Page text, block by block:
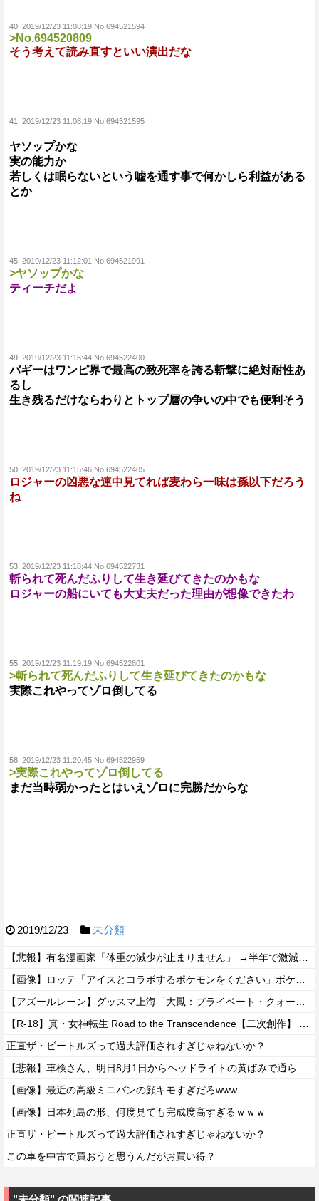
40: 2019/12/23 11:08:19 No.694521594
>No.694520809
そう考えて読み直すといい演出だな
41: 2019/12/23 11:08:19 No.694521595
ヤソップかな
実の能力か
若しくは眠らないという嘘を通す事で何かしら利益がある
とか
45: 2019/12/23 11:12:01 No.694521991
>ヤソップかな
ティーチだよ
49: 2019/12/23 11:15:44 No.694522400
バギーはワンピ界で最高の致死率を誇る斬撃に絶対耐性あ
るし
生き残るだけならわりとトップ層の争いの中でも便利そう
50: 2019/12/23 11:15:46 No.694522405
ロジャーの凶悪な連中見てれば麦わら一味は孫以下だろう
ね
53: 2019/12/23 11:18:44 No.694522731
斬られて死んだふりして生き延びてきたのかもな
ロジャーの船にいても大丈夫だった理由が想像できたわ
55: 2019/12/23 11:19:19 No.694522801
>斬られて死んだふりして生き延びてきたのかもな
実際これやってゾロ倒してる
58: 2019/12/23 11:20:45 No.694522959
>実際これやってゾロ倒してる
まだ当時弱かったとはいえゾロに完勝だからな
2019/12/23 未分類
正直ザ・ビートルズって過大評価されすぎじゃねないか？
【画像】最近の高級ミニバンの顔キモすぎだろwww
【画像】日本列島の形、何度見ても完成度高すぎるｗｗｗ
正直ザ・ビートルズって過大評価されすぎじゃねないか？
この車を中古で買おうと思うんだがお買い得？